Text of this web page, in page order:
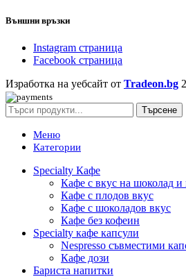
Външни връзки
Instagram страница
Facebook страница
Изработка на уебсайт от Tradeon.bg
Търсене
Меню
Категории
Specialty Кафе
Кафе с вкус на шоколад и
Кафе с плодов вкус
Кафе с шоколадов вкус
Кафе без кофеин
Specialty кафе капсули
Nespresso съвместими
Кафе дози
Бариста напитки